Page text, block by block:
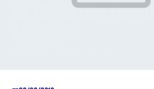
NA TRILHA DOS TIJOLOS